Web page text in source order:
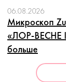
06.08.2026
Микроскоп
«ЛОР-ВЕСНЕ
больше